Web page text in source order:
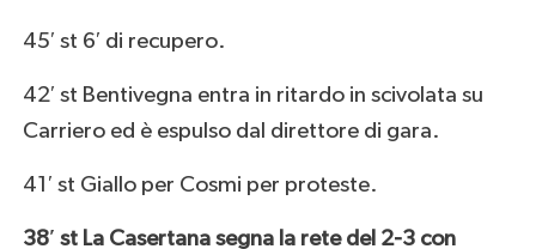
45′ st 6′ di recupero.
42′ st Bentivegna entra in ritardo in scivolata su
Carriero ed è espulso dal direttore di gara.
41′ st Giallo per Cosmi per proteste.
38′ st La Casertana segna la rete del 2-3 con